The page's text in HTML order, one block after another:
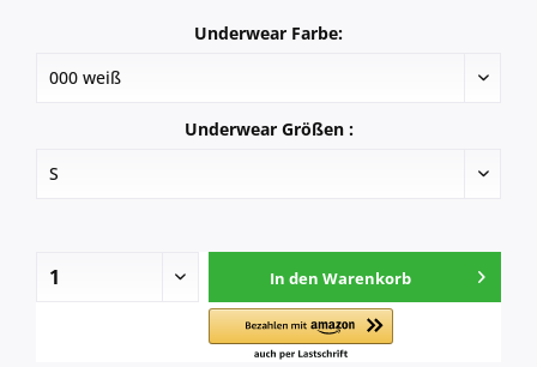
Underwear Farbe:
Underwear Größen :
In den Warenkorb